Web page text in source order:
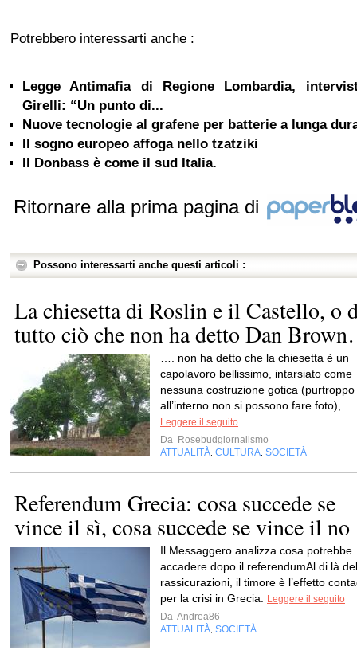
Potrebbero interessarti anche :
Legge Antimafia di Regione Lombardia,
Girelli: “Un punto di...
Nuove tecnologie al grafene per batterie a lunga
Il sogno europeo affoga nello tzatziki
Il Donbass è come il sud Italia.
Ritornare alla prima pagina di
Possono interessarti anche questi articoli :
La chiesetta di Roslin e il Castello, o
tutto ciò che non ha detto Dan
…. non ha detto che la chiesetta è un
capolavoro bellissimo, intarsiato come
nessuna costruzione gotica (purtroppo
all’interno non si possono fare foto),...
Leggere il seguito
Da Rosebudgiornalismo
ATTUALITÀ CULTURA SOCIETÀ
Referendum Grecia: cosa succede se
vince il sì, cosa succede se vince il no
Il Messaggero analizza cosa potrebbe
accadere dopo il referendumAl di là
rassicurazioni, il timore è l’effetto
per la crisi in Grecia.
Leggere il seguito
Da Andrea86
ATTUALITÀ SOCIETÀ